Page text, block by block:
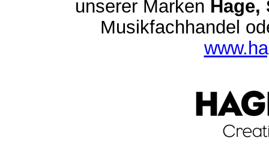
unserer Marken Hage,
Musikfachhandel